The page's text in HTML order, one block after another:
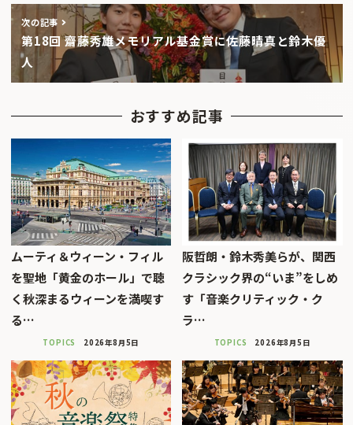
次の記事
第18回 齋藤秀雄メモリアル基金賞に佐藤晴真と鈴木優
人
おすすめ記事
ムーティ＆ウィーン・フィル
を聖地「黄金のホール」で聴
く秋深まるウィーンを満喫す
る…
TOPICS 2026年8月5日
阪哲朗・鈴木秀美らが、関西
クラシック界の“いま”をしめ
す「音楽クリティック・ク
ラ…
TOPICS 2026年8月5日